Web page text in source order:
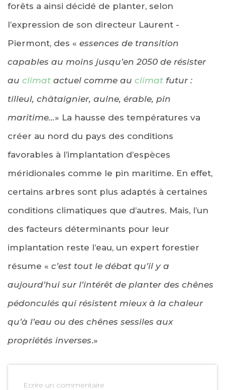
forêts a ainsi décidé de planter, selon
l’expression de son directeur Laurent ­
Piermont, des « essences de transition
capables au moins jusqu’en 2050 de résister
au climat actuel comme au climat futur :
tilleul, châtaignier, aulne, érable, pin
maritime…» La hausse des températures va
créer au nord du pays des conditions
favorables à l’implantation d’espèces
méridionales comme le pin maritime. En effet,
certains arbres sont plus adaptés à certaines
conditions climatiques que d’autres. Mais, l’un
des facteurs déterminants pour leur
implantation reste l’eau, un expert forestier
résume « c’est tout le débat qu’il y a
aujourd’hui sur l’intérêt de planter des chênes
pédonculés qui résistent mieux à la chaleur
qu’à l’eau ou des chênes sessiles aux
propriétés inverses.»
Ecrire un commentaire